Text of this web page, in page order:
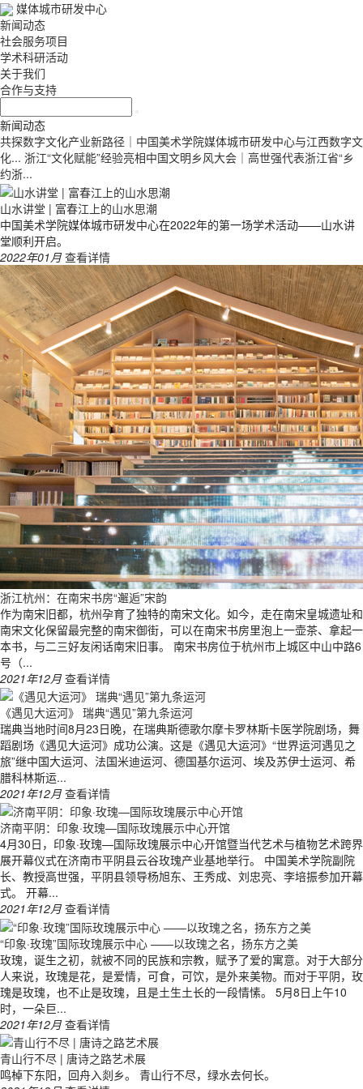
媒体城市研发中心
新闻动态
社会服务项目
学术科研活动
关于我们
合作与支持
新闻动态
共探数字文化产业新路径｜中国美术学院媒体城市研发中心与江西数字文
化... 浙江“文化赋能”经验亮相中国文明乡风大会｜高世强代表浙江省“乡
约浙...
山水讲堂 | 富春江上的山水思潮
中国美术学院媒体城市研发中心在2022年的第一场学术活动——山水讲
堂顺利开启。
2022年01月 查看详情
浙江杭州：在南宋书房“邂逅”宋韵
作为南宋旧都，杭州孕育了独特的南宋文化。如今，走在南宋皇城遗址和
南宋文化保留最完整的南宋御街，可以在南宋书房里泡上一壶茶、拿起一
本书，与二三好友闲话南宋旧事。 南宋书房位于杭州市上城区中山中路6
号（...
2021年12月 查看详情
《遇见大运河》 瑞典“遇见”第九条运河
瑞典当地时间8月23日晚，在瑞典斯德歌尔摩卡罗林斯卡医学院剧场，舞
蹈剧场《遇见大运河》成功公演。这是《遇见大运河》“世界运河遇见之
旅”继中国大运河、法国米迪运河、德国基尔运河、埃及苏伊士运河、希
腊科林斯运...
2021年12月 查看详情
济南平阴：印象·玫瑰—国际玫瑰展示中心开馆
4月30日，印象·玫瑰—国际玫瑰展示中心开馆暨当代艺术与植物艺术跨界
展开幕仪式在济南市平阴县云谷玫瑰产业基地举行。 中国美术学院副院
长、教授高世强，平阴县领导杨旭东、王秀成、刘忠亮、李培振参加开幕
式。 开幕...
2021年12月 查看详情
“印象·玫瑰”国际玫瑰展示中心 ——以玫瑰之名，扬东方之美
玫瑰，诞生之初，就被不同的民族和宗教，赋予了爱的寓意。对于大部分
人来说，玫瑰是花，是爱情，可食，可饮，是外来美物。而对于平阴，玫
瑰是玫瑰，也不止是玫瑰，且是土生土长的一段情愫。 5月8日上午10
时，一朵巨...
2021年12月 查看详情
青山行不尽 | 唐诗之路艺术展
鸣棹下东阳，回舟入剡乡。 青山行不尽，绿水去何长。